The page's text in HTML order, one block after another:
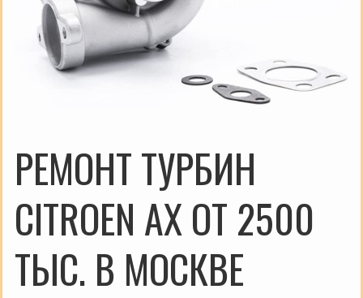
РЕМОНТ ТУРБИН
CITROEN AX ОТ 2500
ТЫС. В МОСКВЕ